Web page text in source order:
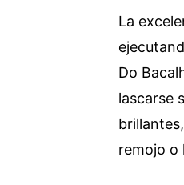
La
Do
lascarse
remojo o